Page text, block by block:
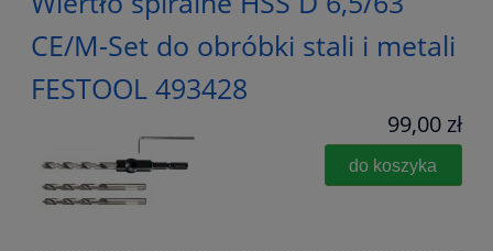
CE/M-Set do obróbki stali i metali
FESTOOL 493428
99,00 zł
do koszyka